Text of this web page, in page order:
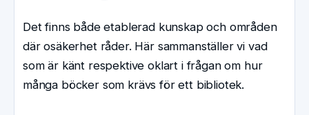
Det finns både etablerad kunskap och områden
där osäkerhet råder. Här sammanställer vi vad
som är känt respektive oklart i frågan om hur
många böcker som krävs för ett bibliotek.